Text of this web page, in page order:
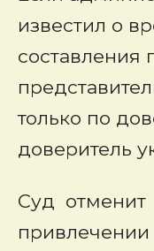
известил о
составления
только по
доверитель
Суд отменит
привлечении